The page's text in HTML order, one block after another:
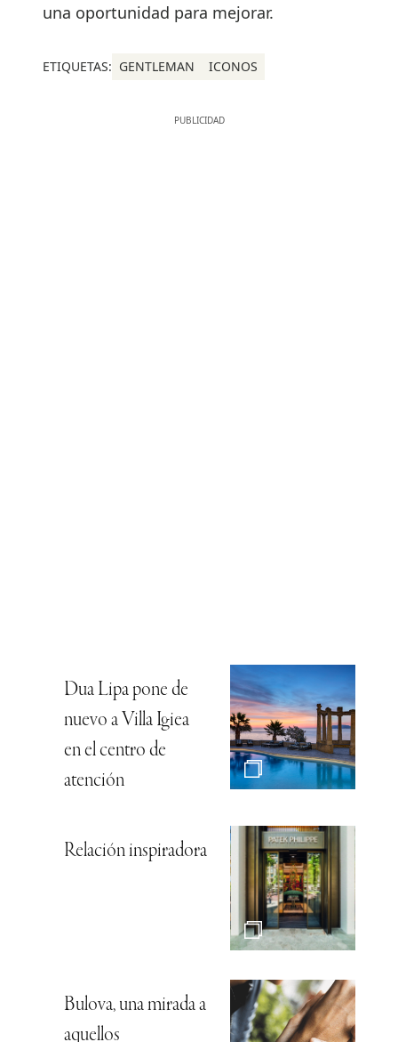
una oportunidad para mejorar.
ETIQUETAS: GENTLEMAN ICONOS
Dua Lipa pone de
nuevo a Villa Igiea
en el centro de
atención
Relación inspiradora
Bulova, una mirada a
aquellos